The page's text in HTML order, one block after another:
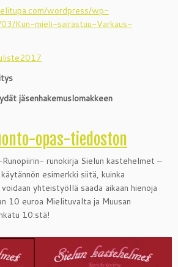
wordpress/wp-
Kun-mieli-sairastuu-Varkaus-
jäsenhakemuslomakkeen
opas-tiedoston
runokirja Sielun kastehelmet –
esimerkki siitä, kuinka
yhteistyöllä saada aikaan hienoja
10 euroa Mielituvalta ja Muusan
10:stä!